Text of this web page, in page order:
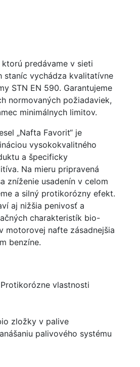
predávame v sieti
staníc vychádza kvalitatívne
STN EN 590. Garantujeme
normovaných požiadaviek,
minimálnych limitov.
„Nafta Favorit“ je
vysokokvalitného
a špecificky
Na mieru pripravená
zníženie usadenín v celom
a silný protikorózny efekt.
aj nižšia penivosť a
charakteristík bio-
motorovej nafte zásadnejšia
benzíne.
Protikorózne vlastnosti
zložky v palive
palivového systému